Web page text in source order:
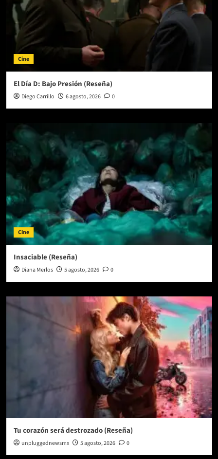
Cine
El Día D: Bajo Presión (Reseña)
Diego Carrillo 6 agosto, 2026 0
Cine
Insaciable (Reseña)
Diana Merlos 5 agosto, 2026 0
Tu corazón será destrozado (Reseña)
unpluggednewsmx 5 agosto, 2026 0